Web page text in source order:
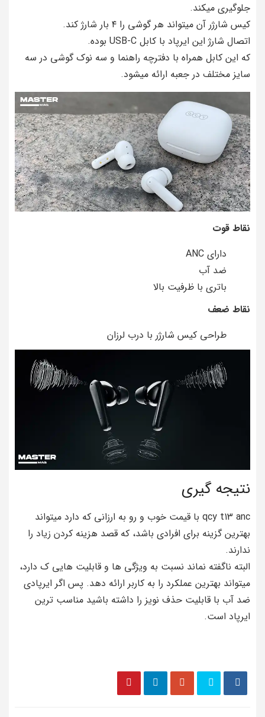
جلوگیری میکند.
کیس شارژر آن میتواند هر گوشی را ۴ بار شارژ کند.
اتصال شارژ این ایرپاد با کابل USB-C بوده.
که این کابل همراه با دفترچه راهنما و سه نوک گوشی در سه
سایز مختلف در جعبه ارائه میشود.
نقاط قوت
دارای ANC
ضد آب
باتری با ظرفیت بالا
نقاط ضعف
طراحی کیس شارژر با درب لرزان
نتیجه گیری
qcy t13 anc با قیمت خوب و رو به ارزانی که دارد میتواند
بهترین گزینه برای افرادی باشد، که قصد هزینه کردن زیاد را
ندارند.
البته ناگفته نماند نسبت به ویژگی ها و قابلیت هایی ک دارد،
میتواند بهترین عملکرد را به کاربر ارائه دهد. پس اگر ایرپادی
ضد آب با قابلیت حذف نویز را داشته باشید مناسب ترین
ایرپاد است.